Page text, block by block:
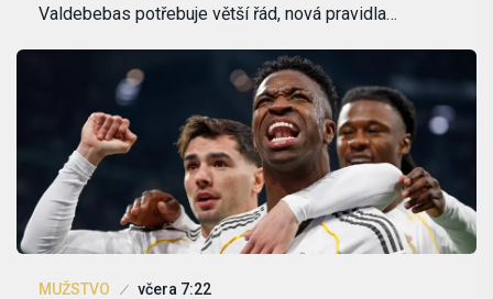
Valdebebas potřebuje větší řád, nová pravidla…
MUŽSTVO včera 7:22